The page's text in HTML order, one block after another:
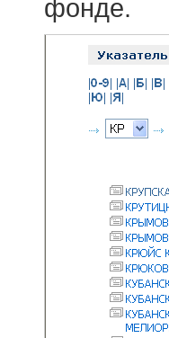
фонде.